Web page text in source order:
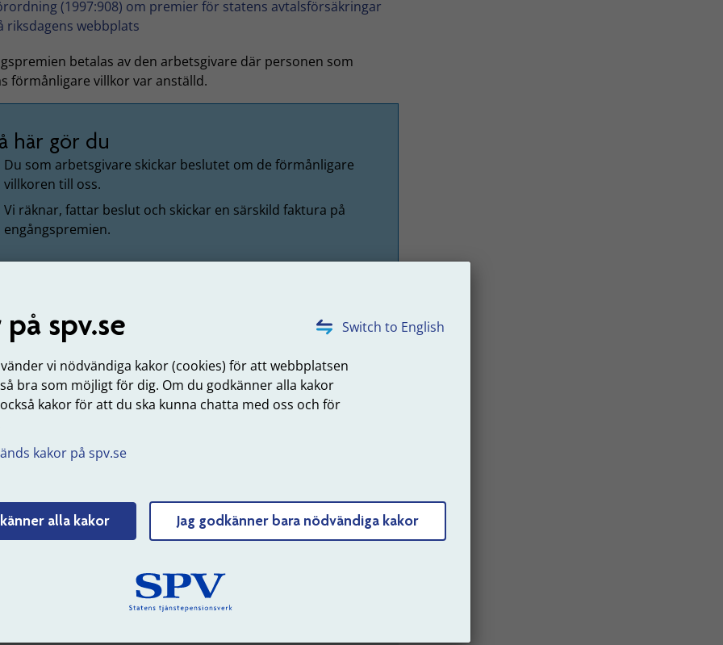
Switch to English
spv.se
vi nödvändiga kakor (cookies) för att webbplatsen
bra som möjligt för dig. Om du godkänner alla kakor
kakor för att du ska kunna chatta med oss och för
kakor på spv.se
alla kakor Jag godkänner bara nödvändiga kakor
(1997:908) om premier för statens avtalsförsäkringar
riksdagens webbplats
betalas av den arbetsgivare där personen som
förmånligare villkor var anställd.
här gör du
Du som arbetsgivare skickar beslutet om de förmånligare
villkoren till oss.
Vi räknar, fattar beslut och skickar en särskild faktura på
engångspremien.
Engångspremien beräknas utifrån differensen mellan den
som följer av beslutet om förmånligare villkor och den
här räknar vi ut engångspremien
pensionsnivå minus intjänad pensionsnivå
1 § Avdelning 2
myndigheter tillkommer löneskatt på 24,26 % vid
av engångspremien. Arbetsgivare som inte är
myndigheter ansvarar själva för att betala särskild